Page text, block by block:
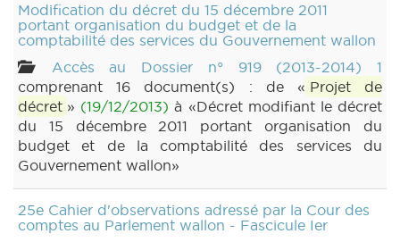
Modification du décret du 15 décembre 2011
portant organisation du budget et de la
comptabilité des services du Gouvernement wallon
Accès au Dossier n° 919 (2013-2014) 1
comprenant 16 document(s) : de « Projet de
décret » (19/12/2013) à «Décret modifiant le décret
du 15 décembre 2011 portant organisation du
budget et de la comptabilité des services du
Gouvernement wallon»
25e Cahier d'observations adressé par la Cour des
comptes au Parlement wallon - Fascicule Ier